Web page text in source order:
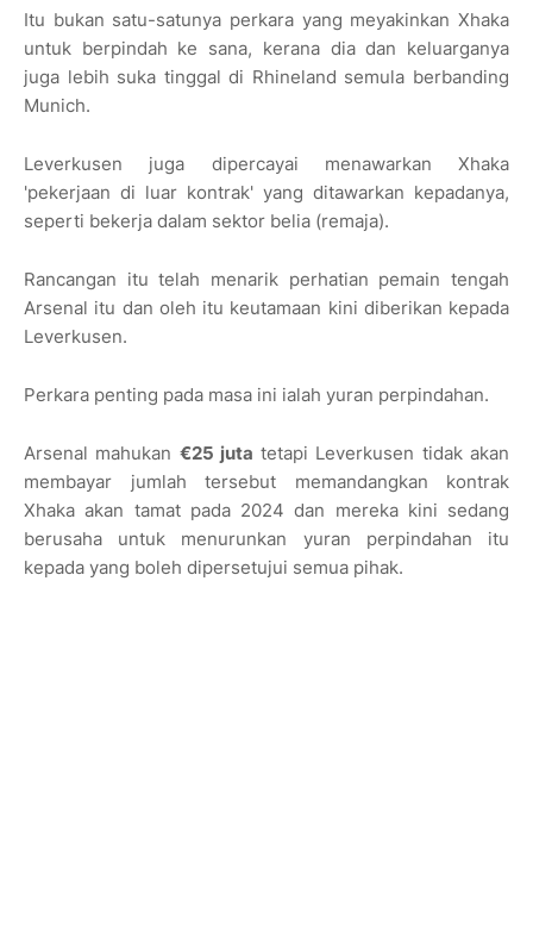
Itu bukan satu-satunya perkara yang meyakinkan Xhaka
untuk berpindah ke sana, kerana dia dan keluarganya
juga lebih suka tinggal di Rhineland semula berbanding
Munich.
Leverkusen juga dipercayai menawarkan Xhaka
'pekerjaan di luar kontrak' yang ditawarkan kepadanya,
seperti bekerja dalam sektor belia (remaja).
Rancangan itu telah menarik perhatian pemain tengah
Arsenal itu dan oleh itu keutamaan kini diberikan kepada
Leverkusen.
Perkara penting pada masa ini ialah yuran perpindahan.
Arsenal mahukan €25 juta tetapi Leverkusen tidak akan
membayar jumlah tersebut memandangkan kontrak
Xhaka akan tamat pada 2024 dan mereka kini sedang
berusaha untuk menurunkan yuran perpindahan itu
kepada yang boleh dipersetujui semua pihak.